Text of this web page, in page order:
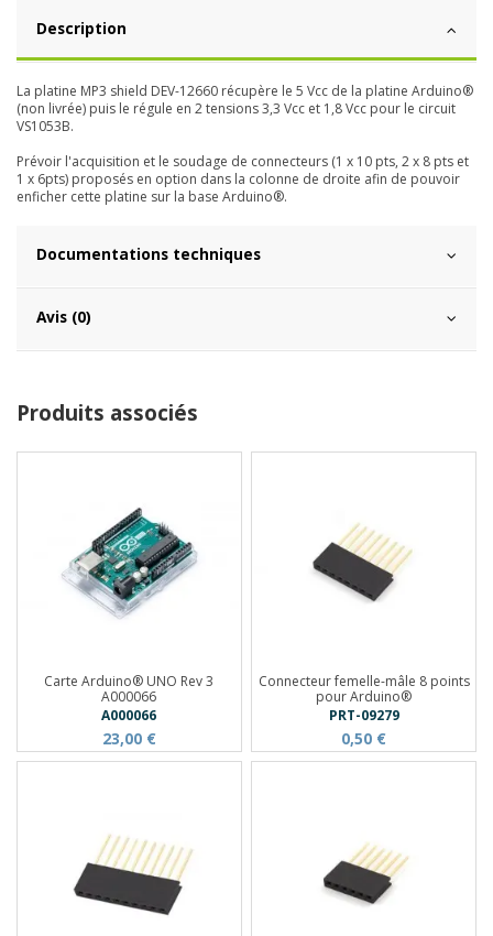
Description
La platine MP3 shield DEV-12660 récupère le 5 Vcc de la platine Arduino®
(non livrée) puis le régule en 2 tensions 3,3 Vcc et 1,8 Vcc pour le circuit
VS1053B.
Prévoir l'acquisition et le soudage de connecteurs (1 x 10 pts, 2 x 8 pts et
1 x 6pts) proposés en option dans la colonne de droite afin de pouvoir
enficher cette platine sur la base Arduino®.
Documentations techniques
Avis (0)
Produits associés
Carte Arduino® UNO Rev 3
A000066
A000066
23,00 €
Connecteur femelle-mâle 8 points
pour Arduino®
PRT-09279
0,50 €